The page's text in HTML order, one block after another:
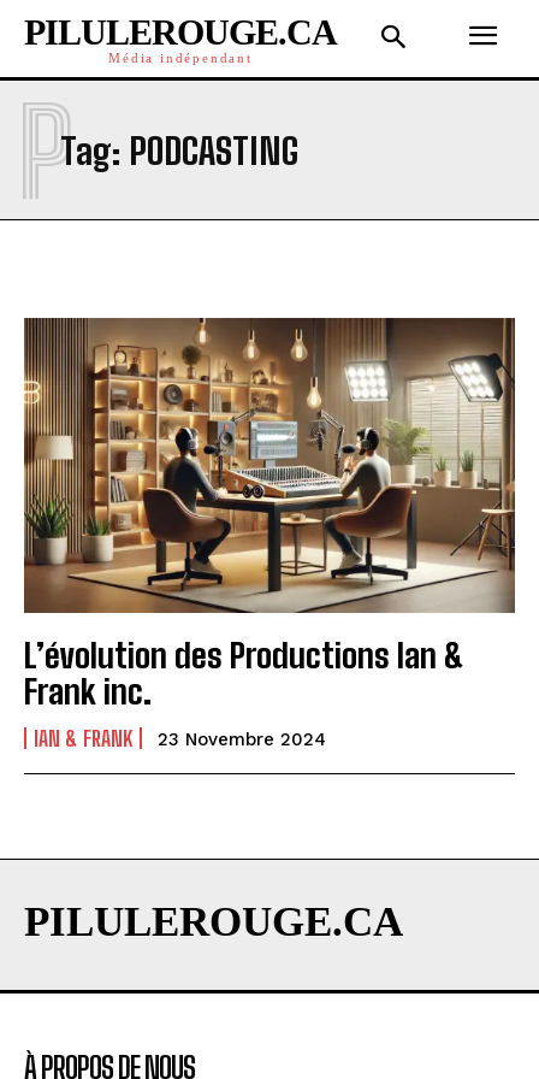
PILULEROUGE.CA
Média indépendant
Tag: PODCASTING
P
L’évolution des Productions Ian &
Frank inc.
IAN & FRANK 23 Novembre 2024
PILULEROUGE.CA
À PROPOS DE NOUS